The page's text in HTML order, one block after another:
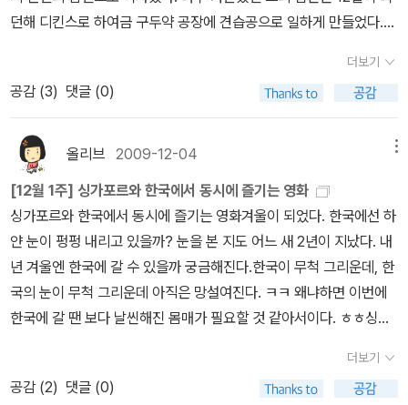
ert Sabuda / Jumping Jack Pr / 2014년 11월 Chanukah L
Pr / 2011년 9월 [Chanukah Lights Pop-Up (Hardcover)]
이 책은 로버트 사부다의 팝업이 들어간 작품인데, 작품 설명이 거의
없어서 더 궁금해지는 책이다. 유대인의 명절 하누카 빛의 축제와 관
련된 작품이라 궁금하다. 우리 아이랑 읽었던 크리스마스 그림책, 동
화책 중에서 기억에 남는 것 몇 권 역시 담아보았다.레이먼드 브릭스
의 [산타 할아버지], [산타 할아버지의 휴가]와 존 버닝햄의 [크리스
마스 선물]도 재미있고, 나와 우리 아이에게 [최고로 멋진 크리스마스
트리]는 가슴 뭉클한 감동의 성탄절을 고스란히 느낄 수 있는 최고의
책이었다. 크리스마스 하면 하얀 눈 내리는 모습이
연상되는데, 눈사람과 관련된 책은 겨울 단골 손님이다. 커
다란 크리스마스트리가 있었는데로버트 배리 글.그림, 김영진 옮김 /
엮음 / 웅진리빙하우스 / 2014년 11월 요즈음 컬러링북이 유행이
다. 예쁜 디자인의 컬러링북이 다양한 주제로 많이 나와있는데, 이번
어느 새 연락이 되지 않고, 오랜만에 보고 나면 할 말이 별로 없고, 그
런 건 조금 서운할 수 있는 거지만, 한편으로는 새로운 사람을 만나고,
만, 그래도 어제와 오늘이 비슷한 것도 때로는 좋은 일이 될 수도 있다
도 보러갔어요. 여러 기준으로 올 한해의 달인으로 선정된 서재를 볼
수 있었는데, 그 중에는 처음 알게된 서재도 있어서 가보기도 했고, 전
에 인사를 드린 적이 있는 서재에는 가서 댓글을 달기도 했습니다. 숫
자로 통계가 나와 있어서 봤는데, 댓글도 서재글도 다들 진짜 많이 쓰
셨더군요. 그리고 저도 감사인사 드릴게요. 올해 제 서재에 많이 와
주시고, 공감해주시고, 즐겨찾기와 댓글도 남겨주셨어요. 고맙습니
다. 언제나 부족하지만, 앞으로도 잘 부탁드립니다.
탄절, 기독교 도서들안셀름 그륀 (Anselm Grun)의 <50가지 성탄
존스 <크리스마스 메시지>성탄을 주제로한 역사적 신학적 설교들과
이야기 모음입니다.
했을테고. 나는 레미제라블의 완역본을 읽고 싶을 뿐이고. 아,
그러고보니 이 포스터가 그 옛날에 했던 뮤지컬 포스터 표지인 것으
로 알고 있는데, 그게 빅토르 위고 탄생 200주년 기념으로 제작된 것
이었을까?아무튼 이 인상적인 포스터 표지는 잊을수가 없었어. 영화
012년의 끝은 별로 아름답지가 않을 것만 같지만.그래도 조카님 오시
니 즐겁게 보내야지. 만화책도 빨리 구매해야하는데 차분히 장
바구니를 채우고 앉아있지를 못하겠다. 너무 많은 지출이 있었던 것
도 책구매를 어렵게 하는 요인 중 하나고. 근데 이 책은 또 뭔가. 실
물을 먼저 보고 싶은 책이 나와부렀다.
던해 디킨스로 하여금 구두약 공장에 견습공으로 일하게 만들었다.
인 고통으로 기억된 이 시기를 자전적 소설인 <데이비드 코퍼필드>
에 고스란히 담았다. 그 후 이어진 그의 소설은 많은 사람들의 공감을
불러 일으키며 많은 인기를 누렸다. 그러나 불안한 가정과 과로로 인
해 1870년 6월 9일 58세의 일기로 숨을 거두었다. 그의 묘비에는
이렇게 쓰여있다.He was a sympathiser to the poor, the suffe
ring, and the oppressed; and by his death, one of England's
greatest writers is lost to the world.그는 가난하고 고통 받고 박
해 받는 자들의 동정자였으며 그의 죽음으로 인해 세상은 영국의 가
장 훌륭한 작가중 하나를 잃었다.디킨스의 작품은 무조건 읽어야 한
다. 온전한 정신을 소유하고 싶다면 말이다. 어떤이는 세익스피어를
능가하다고 추켜 세운다. 그만큼 위대한 존재로 인식되고 있다. 그러
나 어쩐일인가 필자는 <크리스마스 캐럴>말고는 아직 읽지를 못해으
니 말이다. 참으로 안타까운 일이다. 소설을 유난히도 싫어했던 과거
더보기
공감 (3) 댓글 (0)
올리브 2009-12-04
[12월 1주] 싱가포르와 한국에서 동시에 즐기는 영화
싱가포르와 한국에서 동시에 즐기는 영화겨울이 되었다. 한국에선 하
얀 눈이 펑펑 내리고 있을까? 눈을 본 지도 어느 새 2년이 지났다. 내
년 겨울엔 한국에 갈 수 있을까 궁금해진다.한국이 무척 그리운데, 한
국의 눈이 무척 그리운데 아직은 망설여진다. ㅋㅋ 왜냐하면 이번에
한국에 갈 땐 보다 날씬해진 몸매가 필요할 것 같아서이다. ㅎㅎ싱가
미있는 영화도 보고 멋진 야경도 보며 한 달을 즐기려한다.일단, 싱가
포르와 한국 동시에 즐길 수 있는 영화를 보자.바로 이 세 영화이다.
더보기
공감 (2) 댓글 (0)